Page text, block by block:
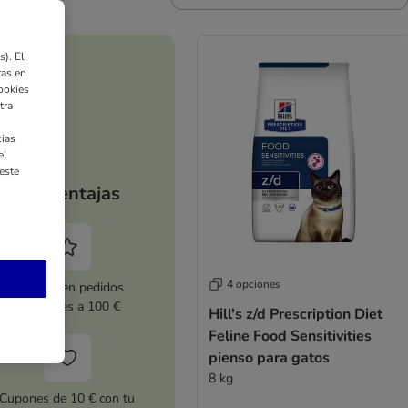
Tus ventajas
5 % dto. en pedidos
superiores a 100 €
Cupones de 10 € con tu
4 opciones
Hill's z/d Prescription Diet
Feline Food Sensitivities
pienso para gatos
8 kg
El
en